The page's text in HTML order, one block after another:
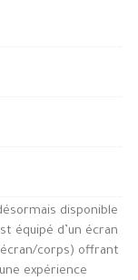
disponible
équipé d’un écran
écran/corps) offrant
expérience